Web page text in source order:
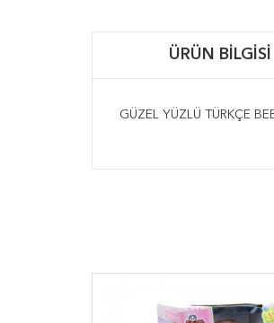
ÜRÜN BILGISI
GÜZEL YÜZLÜ TÜRKÇE